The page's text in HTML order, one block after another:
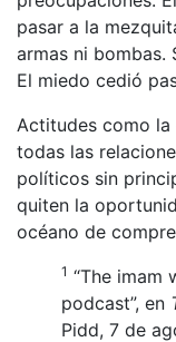
pasar a la
armas ni bombas.
El miedo cedió
Actitudes como la
todas las
políticos sin
quiten la
océano de
1 “The imam
podcast”, en
Pidd, 7 de